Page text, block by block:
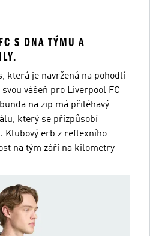
S DNA TÝMU A
která je navržená na pohodlí
vášeň pro Liverpool FC
na zip má přiléhavý
který se přizpůsobí
Klubový erb z reflexního
na tým září na kilometry